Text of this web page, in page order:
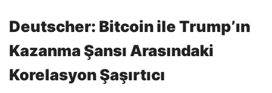
Deutscher: Bitcoin ile Trump’ın
Kazanma Şansı Arasındaki
Korelasyon Şaşırtıcı